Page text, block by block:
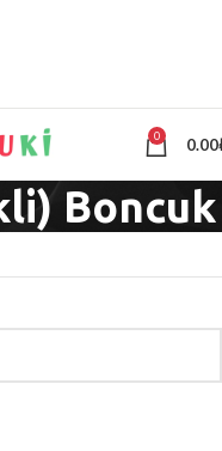
0 0.00
Boncuk